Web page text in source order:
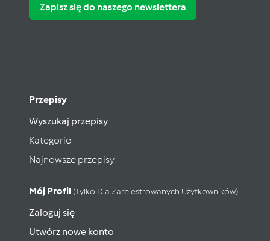
Zapisz się do naszego newslettera
Przepisy
Wyszukaj przepisy
Kategorie
Najnowsze przepisy
Mój Profil (tylko Dla Zarejestrowanych Użytkowników)
Zaloguj się
Utwórz nowe konto